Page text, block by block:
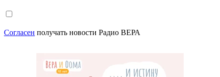
Согласен получать новости Радио ВЕРА